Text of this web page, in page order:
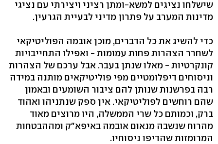
שישלחו נציגים למשא-ומתן רציני ויצירתי עם נציגי
מדינות המערב על פתרון מדיני לבעיית הגרעין.
כדי להשיג את כל הדברים, מוכן אובמה הפוליטיקאי
לשחרר הצהרות פחות עמומות - ואפילו התחייבויות
קונקרטיות - מאלו שנתן בעבר. אבל ערכם של הצהרות
וניסוחים דיפלומטיים מפי פוליטיקאים מותנה במידה
רבה בפרשנות שנותן להם ציבור השומעים ובאמון
שהם רוחשים לפוליטיקאי. אין ספק שנתניהו ואהוד
ברק, וכמותם כל שרי הממשלה, היו מרוצים מאוד
מהרוח שנשבה מנאום אובמה באיפא"ק ומההבטחות
המרומזות שהדיפו ניסוחיו.